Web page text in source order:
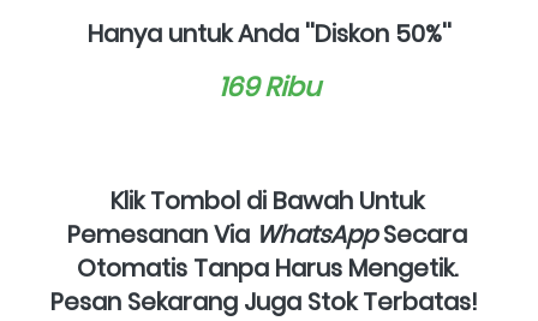
Hanya untuk Anda ''Diskon 50%''
169 Ribu
Klik Tombol di Bawah Untuk
Pemesanan Via WhatsApp Secara
Otomatis Tanpa Harus Mengetik.
Pesan Sekarang Juga Stok Terbatas!